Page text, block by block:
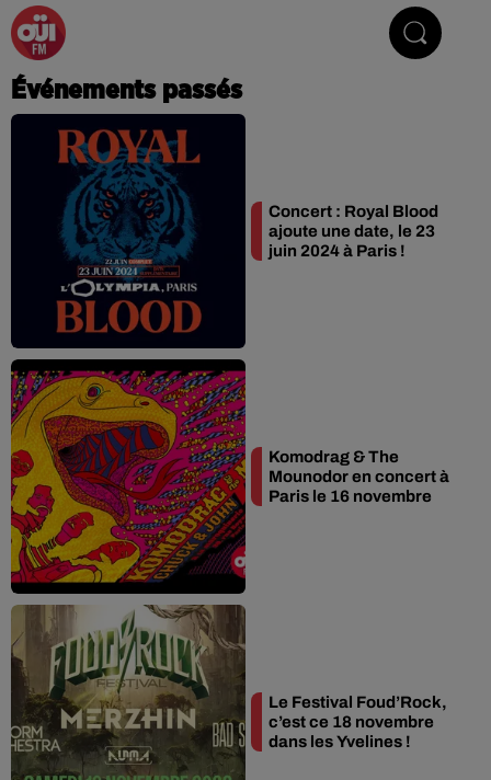
Événements passés
Concert : Royal Blood
ajoute une date, le 23
juin 2024 à Paris !
Komodrag & The
Mounodor en concert à
Paris le 16 novembre
Le Festival Foud’Rock,
c’est ce 18 novembre
dans les Yvelines !